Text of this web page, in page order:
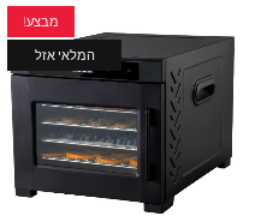
מבצע!
המלאי אזל